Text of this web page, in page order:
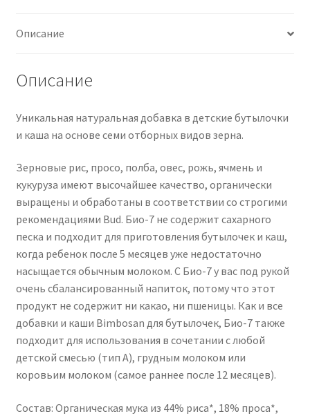
300g
Описание
Описание
Уникальная натуральная добавка в детские бутылочки
и каша на основе семи отборных видов зерна.
Зерновые рис, просо, полба, овес, рожь, ячмень и
кукуруза имеют высочайшее качество, органически
выращены и обработаны в соответствии со строгими
рекомендациями Bud. Био-7 не содержит сахарного
песка и подходит для приготовления бутылочек и каш,
когда ребенок после 5 месяцев уже недостаточно
насыщается обычным молоком. С Био-7 у вас под рукой
очень сбалансированный напиток, потому что этот
продукт не содержит ни какао, ни пшеницы. Как и все
добавки и каши Bimbosan для бутылочек, Био-7 также
подходит для использования в сочетании с любой
детской смесью (тип А), грудным молоком или
коровьим молоком (самое раннее после 12 месяцев).
Состав: Органическая мука из 44% риса*, 18% проса*,